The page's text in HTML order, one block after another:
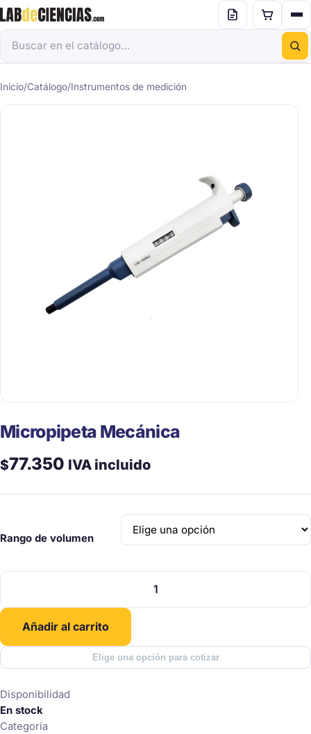
Inicio/Catálogo/Instrumentos de medición
Micropipeta Mecánica
$77.350 IVA incluido
Rango de volumen
Micropipeta
cantidad
Añadir al carrito
Elige una opción para cotizar
Disponibilidad
En stock
Categoría